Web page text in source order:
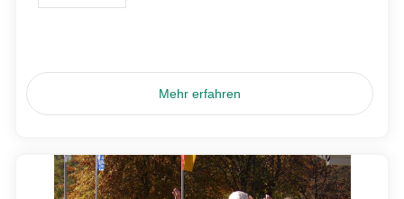
Mehr erfahren